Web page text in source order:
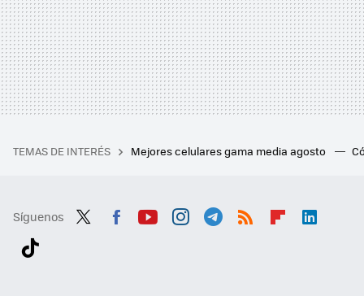
TEMAS DE INTERÉS Mejores celulares gama media agosto
Síguenos